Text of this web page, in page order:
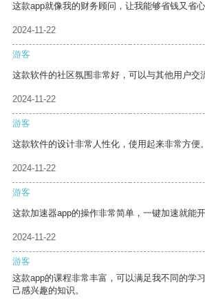
这款app就像我的财务顾问，让我能够省钱又省心
2024-11-22
游客
这款软件的社区氛围非常好，可以与其他用户交
2024-11-22
游客
这款软件的设计非常人性化，使用起来非常方便。
2024-11-22
游客
这款加速器app的操作非常简单，一键加速就能开
2024-11-22
游客
这款app的课程非常丰富，可以满足我不同的学
己感兴趣的知识。